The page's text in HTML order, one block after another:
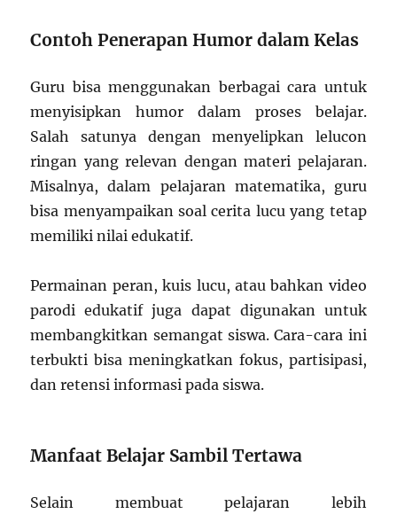
Contoh Penerapan Humor dalam Kelas
Guru bisa menggunakan berbagai cara untuk
menyisipkan humor dalam proses belajar.
Salah satunya dengan menyelipkan lelucon
ringan yang relevan dengan materi pelajaran.
Misalnya, dalam pelajaran matematika, guru
bisa menyampaikan soal cerita lucu yang tetap
memiliki nilai edukatif.
Permainan peran, kuis lucu, atau bahkan video
parodi edukatif juga dapat digunakan untuk
membangkitkan semangat siswa. Cara-cara ini
terbukti bisa meningkatkan fokus, partisipasi,
dan retensi informasi pada siswa.
Manfaat Belajar Sambil Tertawa
Selain membuat pelajaran lebih